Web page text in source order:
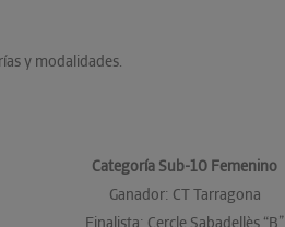
y modalidades.
Categoría Sub-10 Femenino
Ganador: CT Tarragona
Finalista: Cercle Sabadellès “B”